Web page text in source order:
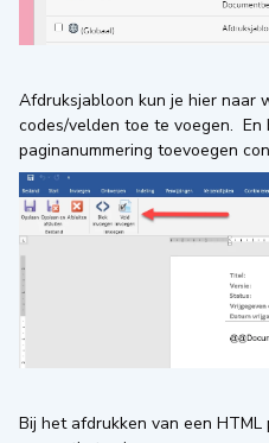
Afdruksjabloon kun je hier naar
codes/velden toe te voegen. En
paginanummering toevoegen
Bij het afdrukken van een